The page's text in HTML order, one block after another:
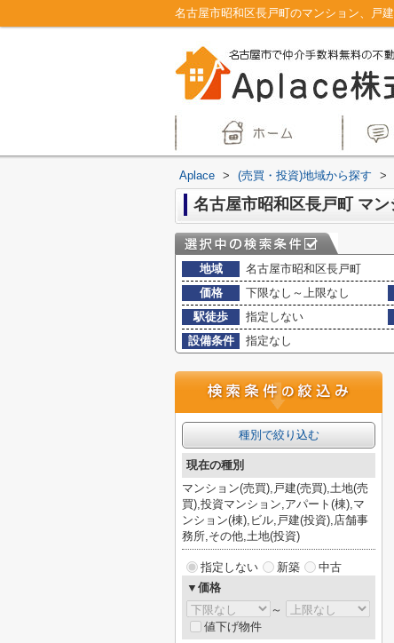
Aplace > (売買・投資)地域から探す >
地域
名古屋市昭和区長戸町
価格
下限なし～上限なし
駅徒歩
指定しない
設備条件
指定なし
種別で絞り込む
現在の種別
マンション(売買),戸建(売買),土地(売
買),投資マンション,アパート(棟),マ
ンション(棟),ビル,戸建(投資),店舗事
務所,その他,土地(投資)
指定しない 新築
中古
▼価格
～
値下げ物件